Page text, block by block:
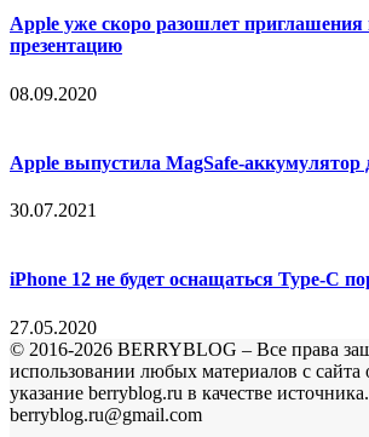
Apple уже скоро разошлет
презентацию
08.09.2020
Apple выпустила MagSafe-аккумулятор
30.07.2021
iPhone 12 не будет оснащаться Type-C
27.05.2020
© 2016-2026 BERRYBLOG – Все права
использовании любых материалов с сайта
указание berryblog.ru в качестве
berryblog.ru@gmail.com